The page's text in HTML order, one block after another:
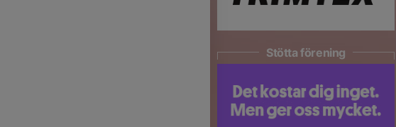
Stötta förening